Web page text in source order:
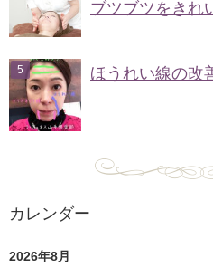
ブツブツをき
ほうれい線の
カレンダー
2026年8月